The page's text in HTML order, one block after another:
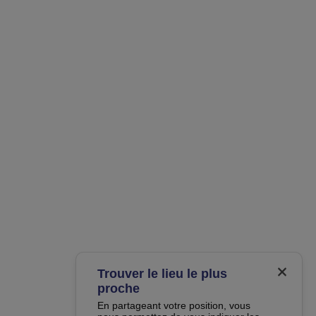
Trouver le lieu le plus
proche
En partageant votre position, vous